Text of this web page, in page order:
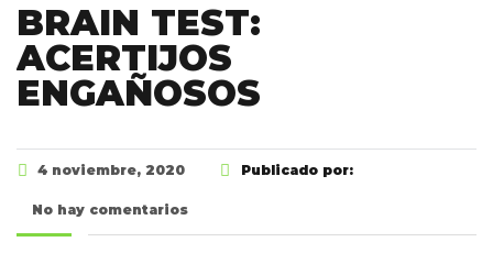
BRAIN TEST:
ACERTIJOS
ENGAÑOSOS
4 noviembre, 2020 Publicado por:
No hay comentarios